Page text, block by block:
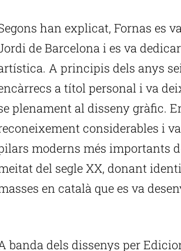
han explicat, Fornas es
de Barcelona i es va
A principis dels anys
a títol personal i va
plenament al disseny gràfic.
considerables i
moderns més importants
del segle XX, donant
en català que es va
banda dels dissenys per